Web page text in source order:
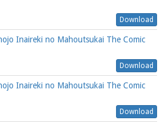
Download
Inaireki no Mahoutsukai The Comic
Download
Inaireki no Mahoutsukai The Comic
Download